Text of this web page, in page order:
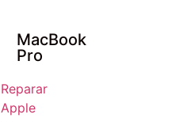
MacBook
Pro
Reparar
Apple